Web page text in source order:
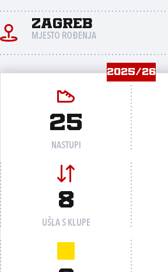
Zagreb
MJESTO ROĐENJA
2025/26
25
NASTUPI
8
UŠLA S KLUPE